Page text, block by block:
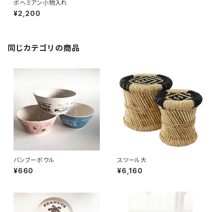
ボヘミアン小物入れ
¥2,200
同じカテゴリの商品
バンブーボウル
¥660
スツール大
¥6,160